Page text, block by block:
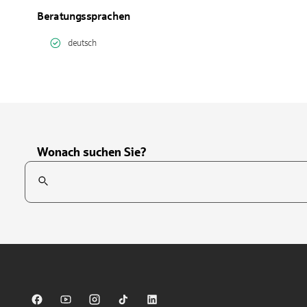
Beratungssprachen
deutsch
Wonach suchen Sie?
Suchfeld